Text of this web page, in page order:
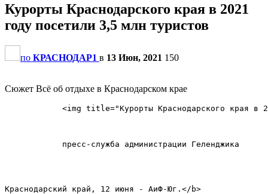
Курорты Краснодарского края в 2021
году посетили 3,5 млн туристов
по КРАСНОДАР1 в 13 Июн, 2021 150
Сюжет Всё об отдыхе в Краснодарском крае
<img title="Курорты Краснодарского края в
пресс-служба администрации
Краснодарский край, 12 июня - АиФ-Юг.</b>